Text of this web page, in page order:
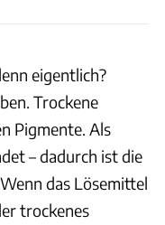
eigentlich?
Trockene
Pigmente. Als
– dadurch ist die
das Lösemittel
trockenes